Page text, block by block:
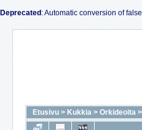
Deprecated : Automatic conversion of
Etusivu > Kukkia > Orkideoita >